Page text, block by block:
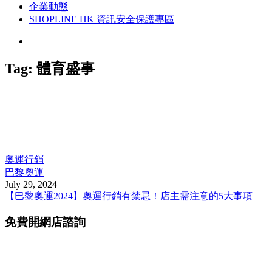
企業動態
SHOPLINE HK 資訊安全保護專區
Tag: 體育盛事
奧運行銷
巴黎奧運
July 29, 2024
【巴黎奧運2024】奧運行銷有禁忌！店主需注意的5大事項
免費開網店諮詢